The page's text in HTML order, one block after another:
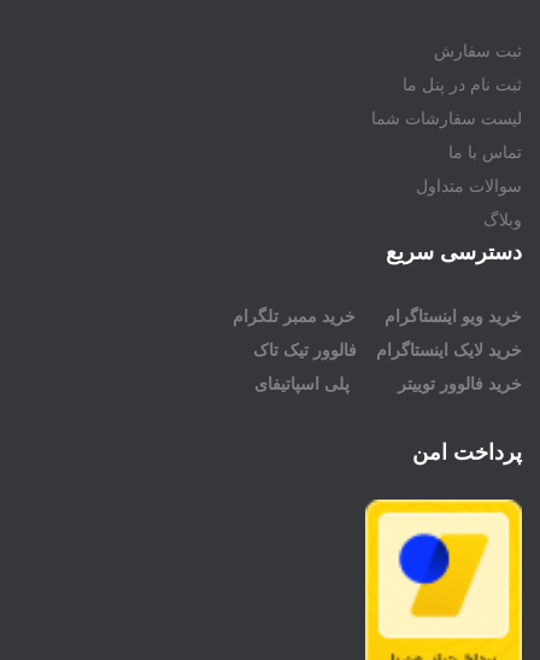
ثبت سفارش
ثبت نام در پنل ما
لیست سفارشات شما
تماس با ما
سوالات متداول
وبلاگ
دسترسی سریع
خرید ویو اینستاگرام
خرید ممبر تلگرام
خرید لایک اینستاگرام
فالوور تیک تاک
خرید فالوور توییتر
پلی اسپاتیفای
پرداخت امن